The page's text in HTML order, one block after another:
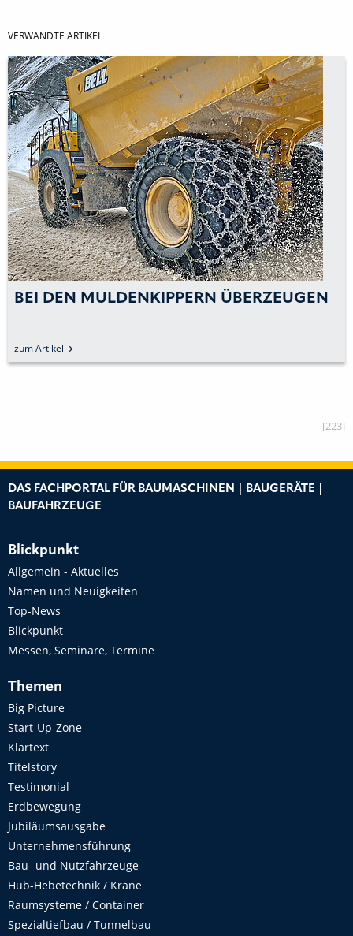
VERWANDTE ARTIKEL
ÜBERZEUGEN BELL EQUIPMENT
[223]
DAS FACHPORTAL FÜR BAUMASCHINEN | BAUGERÄTE |
BAUFAHRZEUGE
Blickpunkt
Allgemein - Aktuelles
Namen und Neuigkeiten
Top-News
Blickpunkt
Messen, Seminare, Termine
Themen
Big Picture
Start-Up-Zone
Klartext
Titelstory
Testimonial
Erdbewegung
Jubiläumsausgabe
Unternehmensführung
Bau- und Nutzfahrzeuge
Hub-Hebetechnik / Krane
Raumsysteme / Container
Spezialtiefbau / Tunnelbau